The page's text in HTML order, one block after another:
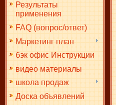
Результаты
применения
FAQ (вопрос/ответ)
Маркетинг план
бэк офис Инструкции
видео материалы
школа продаж
Доска объявлений